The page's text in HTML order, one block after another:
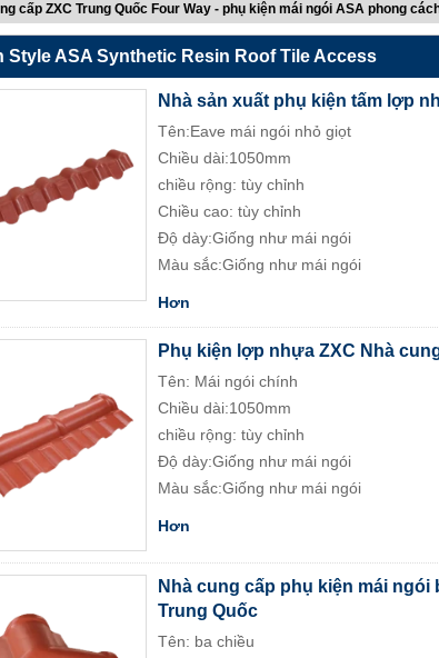
cấp ZXC Trung Quốc Four Way - phụ kiện mái ngói ASA phong
Style ASA Synthetic Resin Roof Tile Access
Nhà sản xuất phụ kiện tấm lợp
Tên:Eave mái ngói nhỏ giọt
Chiều dài:1050mm
chiều rộng: tùy chỉnh
Chiều cao: tùy chỉnh
Độ dày:Giống như mái ngói
Màu sắc:Giống như mái ngói
Hơn
Phụ kiện lợp nhựa ZXC Nhà
Tên: Mái ngói chính
Chiều dài:1050mm
chiều rộng: tùy chỉnh
Độ dày:Giống như mái ngói
Màu sắc:Giống như mái ngói
Hơn
Nhà cung cấp phụ kiện mái ngói
Trung Quốc
Tên: ba chiều